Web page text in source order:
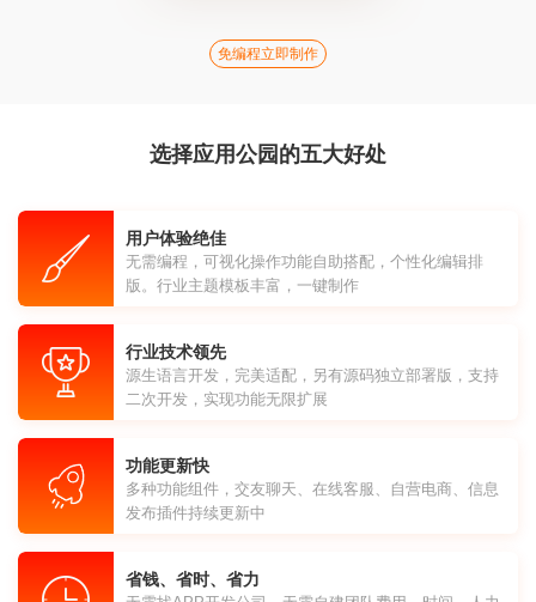
免编程立即制作
选择应用公园的五大好处
用户体验绝佳
无需编程，可视化操作功能自助搭配，个性化编辑排
版。行业主题模板丰富，一键制作
行业技术领先
源生语言开发，完美适配，另有源码独立部署版，支持
二次开发，实现功能无限扩展
功能更新快
多种功能组件，交友聊天、在线客服、自营电商、信息
发布插件持续更新中
省钱、省时、省力